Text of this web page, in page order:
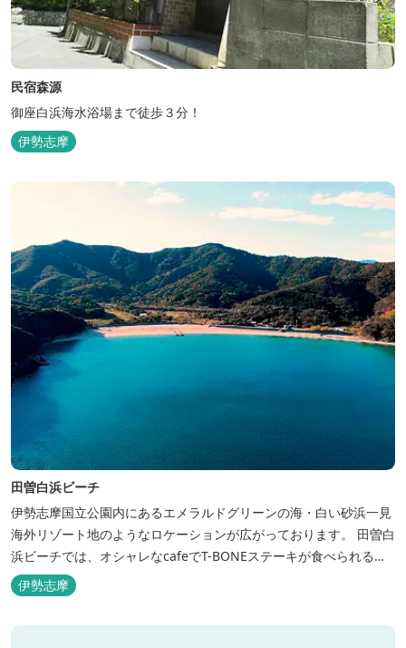
民宿森源
御座白浜海水浴場まで徒歩３分！
伊勢志摩
田曽白浜ビーチ
伊勢志摩国立公園内にあるエメラルドグリーンの海・白い砂浜一見
海外リゾート地のようなロケーションが広がっております。 田曽白
浜ビーチでは、オシャレなcafeでT-BONEステーキが食べられる。
又、海を見ながら黄昏るのもよし、アクティブにマリンアクティビ
ティ・スカイダイビング・ヘリコプタークルージングを体験するこ
伊勢志摩